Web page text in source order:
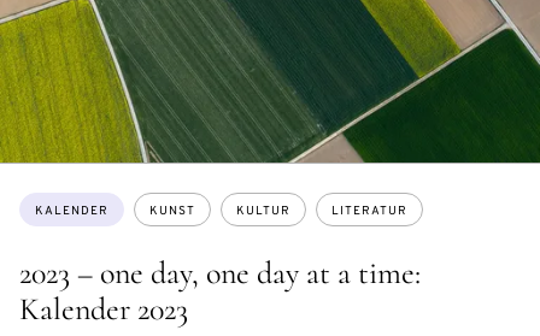
2023 – one day, one day at a time:
Kalender 2023
Themen:
KALENDER KUNST KULTUR LITERATUR